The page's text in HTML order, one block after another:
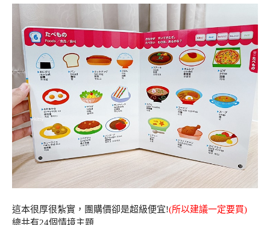
這本很厚很紮實，團購價卻是超級便宜!(所以建議一定要買)
總共有24個情境主題